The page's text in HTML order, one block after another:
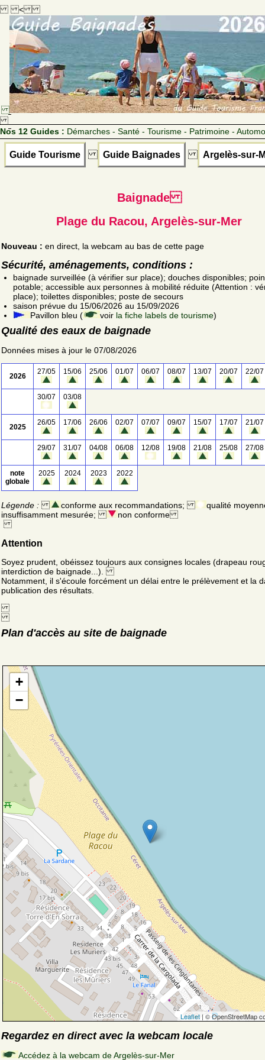
<
Nos 12 Guides : Démarches - Santé - Tourisme - Patrimoine -
Guide Tourisme Guide Baignades Argelès-sur-
Baignade
Plage du Racou, Argelès-sur-Mer
Nouveau : en direct, la webcam au bas de cette page
Sécurité, aménagements, conditions :
baignade surveillée (à vérifier sur place); douches disponibles;
potable; accessible aux personnes à mobilité réduite (Attention :
place); toilettes disponibles; poste de secours
saison prévue du 15/06/2026 au 15/09/2026
Pavillon bleu (
voir la fiche labels de tourisme)
Qualité des eaux de baignade
Données mises à jour le 07/08/2026
2026
27/05 15/06 25/06 01/07 06/07 08/07 13/07 20/07 22/07
30/07 03/08
2025
26/05 17/06 26/06 02/07 07/07 09/07 15/07 17/07 21/07
29/07 31/07 04/08 06/08 12/08 19/08 21/08 25/08 27/08
note
globale
2025 2024 2023 2022
Légende : conforme aux recommandations;
qualité
insuffisamment mesurée;
non conforme
Attention
Soyez prudent, obéissez toujours aux consignes locales (drapeau
interdiction de baignade...).
Notamment, il s'écoule forcément un délai entre le prélèvement et la
publication des résultats.
Plan d'accès au site de baignade
+
−
Leaflet | © OpenStreetMap
Regardez en direct avec la webcam locale
Accédez à la webcam de Argelès-sur-Mer